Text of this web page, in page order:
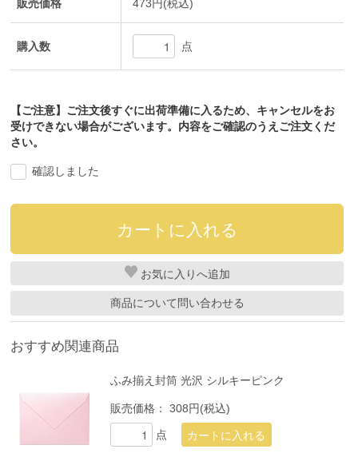
販売価格 473円(税込)
購入数 点
【ご注意】ご注文後すぐに出荷準備に入るため、キャンセルをお
受けできない場合がございます。内容をご確認のうえご注文くだ
さい。
確認しました
お気に入り
商品について問い合わせる
おすすめ関連商品
ふみ揃え封筒 光沢 シルキーピンク
販売価格：308円(税込)
点